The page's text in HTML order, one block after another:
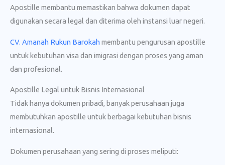
Apostille membantu memastikan bahwa dokumen dapat
digunakan secara legal dan diterima oleh instansi luar negeri.
CV. Amanah Rukun Barokah membantu pengurusan apostille
untuk kebutuhan visa dan imigrasi dengan proses yang aman
dan profesional.
Apostille Legal untuk Bisnis Internasional
Tidak hanya dokumen pribadi, banyak perusahaan juga
membutuhkan apostille untuk berbagai kebutuhan bisnis
internasional.
Dokumen perusahaan yang sering di proses meliputi: